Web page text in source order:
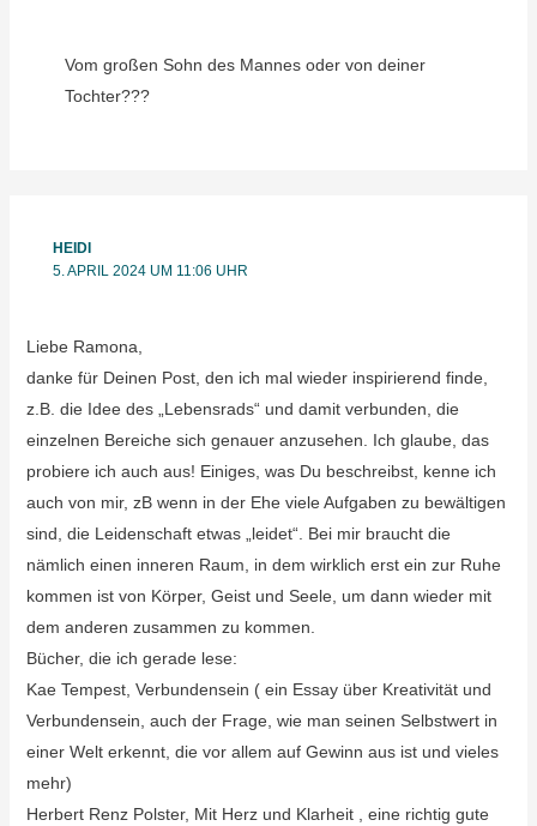
Vom großen Sohn des Mannes oder von deiner
Tochter???
HEIDI
5. APRIL 2024 UM 11:06 UHR
Liebe Ramona,
danke für Deinen Post, den ich mal wieder inspirierend finde,
z.B. die Idee des „Lebensrads“ und damit verbunden, die
einzelnen Bereiche sich genauer anzusehen. Ich glaube, das
probiere ich auch aus! Einiges, was Du beschreibst, kenne ich
auch von mir, zB wenn in der Ehe viele Aufgaben zu bewältigen
sind, die Leidenschaft etwas „leidet“. Bei mir braucht die
nämlich einen inneren Raum, in dem wirklich erst ein zur Ruhe
kommen ist von Körper, Geist und Seele, um dann wieder mit
dem anderen zusammen zu kommen.
Bücher, die ich gerade lese:
Kae Tempest, Verbundensein ( ein Essay über Kreativität und
Verbundensein, auch der Frage, wie man seinen Selbstwert in
einer Welt erkennt, die vor allem auf Gewinn aus ist und vieles
mehr)
Herbert Renz Polster, Mit Herz und Klarheit , eine richtig gute